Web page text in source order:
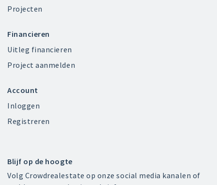
Projecten
Financieren
Uitleg financieren
Project aanmelden
Account
Inloggen
Registreren
Blijf op de hoogte
Volg Crowdrealestate op onze social media kanalen of